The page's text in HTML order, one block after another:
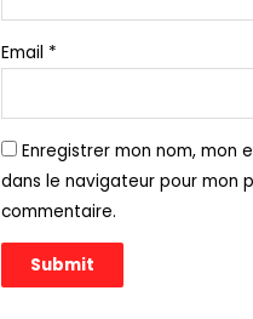
Email *
Enregistrer mon nom, mon
dans le navigateur pour mon
commentaire.